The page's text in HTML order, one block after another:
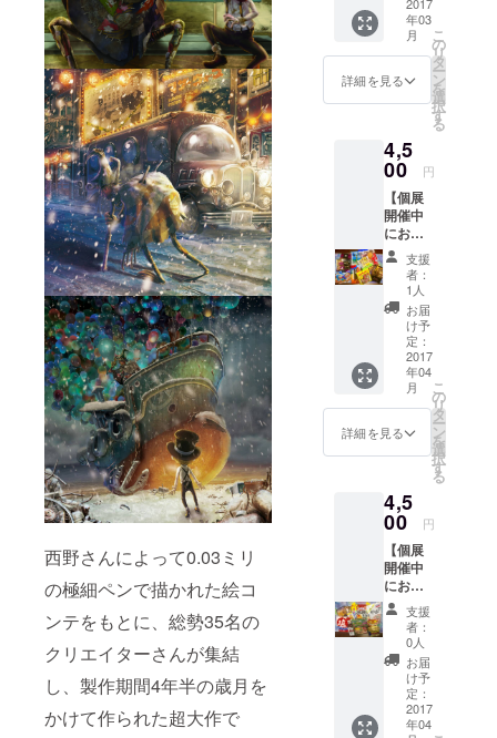
西野さんによって0.03ミリ
の極細ペンで描かれた絵コ
ンテをもとに、総勢35名の
クリエイターさんが集結
し、製作期間4年半の歳月を
かけて作られた超大作で
5775)
も体験
するこ
とがで
きます
ので、
ご参加
いただ
けま
す。 ※
ご支援
いただ
いた方
は、リ
ターン
購入画
面をお
店にて
ご提示
くださ
い。 ※
リター
ン購入
す。一
回のみ
利用
可。 (ヨ
ガ&エス
テサロ
ン
Shala
ご予約
電話番
917-
5775)
ス）+
絵本
『えん
とつ町
のプペ
ル』一
冊をプ
ト 個展
開催期
間中、
いずれ
かの日
にお越
しいた
だい
て、会
場で期
間限定
プペル
ドリン
クを一
杯サー
ビス
と、絵
致しま
す。 ※
ご支援
してく
ださっ
た方
は、会
場3階の
受け付
けに
て、リ
ターン
購入画
面をお
年03
月
詳細を見る
こ
の
リ
タ
ー
ン
を
選
択
す
る
4,5
00 円
【個展
開催中
にお越
しにな
れない
方必
見！】
沖縄名
物人気
お菓子
詰め合
わせ
セット
(2000円
相当) +
『えん
のプペ
ル』ポ
スト
カード3
枚 + 心
を込め
た御礼
のお手
で大人
気なお
菓子の
詰め合
わせで
支援
者：
1人
お届
け予
定：
2017
年04
月
詳細を見る
こ
の
リ
タ
ー
ン
を
選
択
す
る
4,5
00 円
【個展
開催中
にお越
しにな
れない
方必
見！】
沖縄名
物大人
気ソウ
ルフー
支援
者：
0人
お届
け予
定：
2017
年04